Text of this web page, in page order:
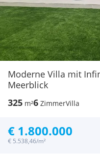
Moderne Villa mit
Meerblick
325 m²6 ZimmerVilla
€ 1.800.000
€ 5.538,46/m²